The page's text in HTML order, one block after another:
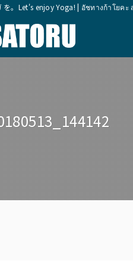
を。Let's enjoy Yoga! | อัชทางก้าโย